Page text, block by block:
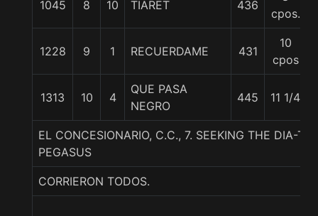
1045 8 10 TIARET 436
cpos.
1228 9 1 RECUERDAME 431
10
cpos
1313 10 4
QUE PASA
NEGRO
445 11 1/4
EL CONCESIONARIO, C.C., 7. SEEKING THE DIA-
PEGASUS
CORRIERON TODOS.